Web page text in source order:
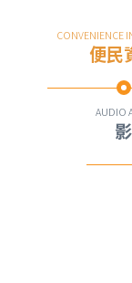
115/08/03 下蕃
115/07/30 115
南
大
115/07/22 115
CONVENIENCE
便民
AUDIO